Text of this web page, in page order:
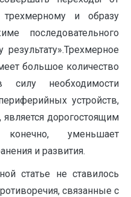
и образу
последовательного
большое количество
силу необходимости
устройств,
дорогостоящим
конечно, уменьшает
и развития.
статье не ставилось
связанные с